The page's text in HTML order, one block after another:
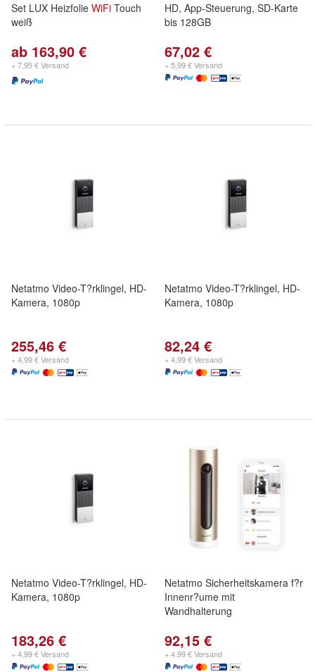
Set LUX Heizfolie WiFi Touch
weiß
ab 163,90 €
+ 7,95 € Versand
HD, App-Steuerung, SD-Karte
bis 128GB
67,02 €
+ 5,99 € Versand
Netatmo Video-T?rklingel, HD-
Kamera, 1080p
255,46 €
+ 4,99 € Versand
Netatmo Video-T?rklingel, HD-
Kamera, 1080p
82,24 €
+ 4,99 € Versand
Netatmo Video-T?rklingel, HD-
Kamera, 1080p
183,26 €
+ 4,99 € Versand
Netatmo Sicherheitskamera f?r
Innenr?ume mit
Wandhalterung
92,15 €
+ 4,99 € Versand